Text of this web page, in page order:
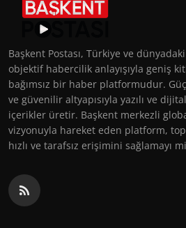
Başkent Postası, Türkiye ve
objektif habercilik anlayışıyla geniş
bağımsız bir haber platformudur.
ve güvenilir altyapısıyla yazılı ve
içerikler üretir. Başkent merkezli
vizyonuyla hareket eden platform,
hızlı ve tarafsız erişimini sağlamayı